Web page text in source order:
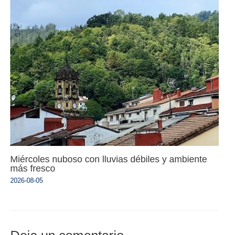
Miércoles nuboso con lluvias débiles y ambiente
más fresco
2026-08-05